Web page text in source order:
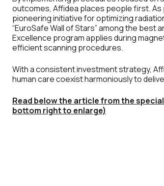
outcomes, Affidea places people first.
pioneering initiative for optimizing
“EuroSafe Wall of Stars” among the best
Excellence program applies during
efficient scanning procedures.
With a consistent investment strategy,
human care coexist harmoniously to
Read below the articlefrom the
bottom right to enlarge)